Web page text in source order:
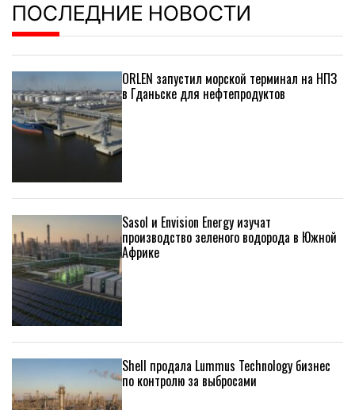
ПОСЛЕДНИЕ НОВОСТИ
ORLEN запустил морской терминал на НПЗ
в Гданьске для нефтепродуктов
Sasol и Envision Energy изучат
производство зеленого водорода в Южной
Африке
Shell продала Lummus Technology бизнес
по контролю за выбросами